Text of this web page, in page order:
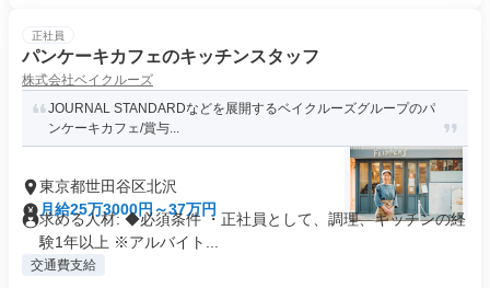
正社員
パンケーキカフェのキッチンスタッフ
株式会社ベイクルーズ
JOURNAL STANDARDなどを展開するベイクルーズグループのパ
ンケーキカフェ/賞与...
東京都世田谷区北沢
月給25万3000円～37万円
求める人材: ◆必須条件 ・正社員として、調理、キッチンの経
験1年以上 ※アルバイト...
交通費支給